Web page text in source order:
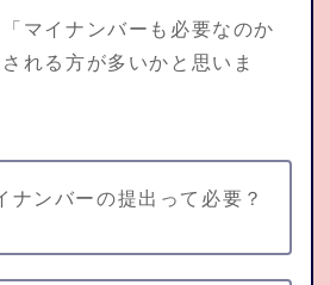
マイナンバーも必要なのか
れる方が多いかと思いま
ナンバーの提出って必要？